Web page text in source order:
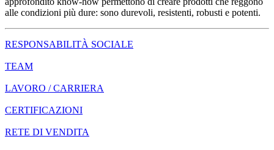
alle condizioni più dure: sono durevoli, resistenti, robusti e potenti.
RESPONSABILITÀ SOCIALE
TEAM
LAVORO / CARRIERA
CERTIFICAZIONI
RETE DI VENDITA